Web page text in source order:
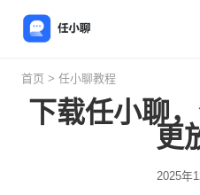
首页 > 任小聊教程
下载任小聊
更
2025年